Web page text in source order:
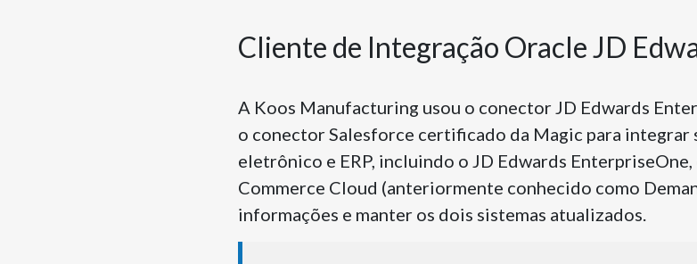
Cliente de Integração Oracle JD
A Koos Manufacturing usou o conector JD Edwards
o conector Salesforce certificado da Magic para integrar
eletrônico e ERP, incluindo o JD Edwards
Commerce Cloud (anteriormente conhecido como
informações e manter os dois sistemas atualizados.